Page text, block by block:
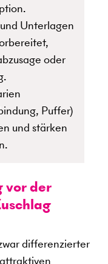
Unterlagen
oder
Puffer)
und stärken
vor der
differenzierter